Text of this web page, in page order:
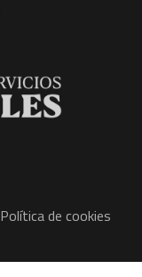
Política de cookies